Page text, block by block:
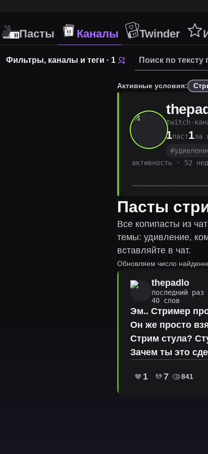
Пасты Каналы Twinder
Фильтры, каналы и теги · 1
Активные условия:
twitch-
1паст1за
#
активность · 52
Пасты
Все копипасты из
темы: удивление,
вставляйте в чат.
Обновляем число
thepadlo
последний
40 слов
Эм.. Стример
Он же просто
Стрим стула?
Зачем ты это
1 7 841